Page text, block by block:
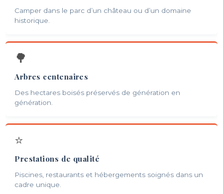
Camper dans le parc d’un château ou d’un domaine
historique.
🌳
Arbres centenaires
Des hectares boisés préservés de génération en
génération.
⭐
Prestations de qualité
Piscines, restaurants et hébergements soignés dans un
cadre unique.